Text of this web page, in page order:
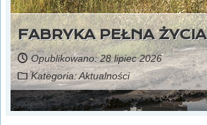
FABRYKA PEŁNA ŻYCIA
Opublikowano: 28 lipiec 2026
Kategoria:Aktualności